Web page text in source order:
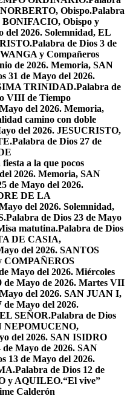
Obispo.Palabra
BONIFACIO, Obispo y
del 2026. Solemnidad, EL
Palabra de Dios 3 de
y Compañeros
de 2026. Memoria, SAN
31 de Mayo del 2026.
TRINIDAD.Palabra de
VIII de Tiempo
del 2026. Memoria,
camino con doble
del 2026. JESUCRISTO,
Palabra de Dios 27 de
fiesta a la que pocos
2026. Memoria, SAN
de Mayo del 2026.
DE LA
del 2026. Solemnidad,
Palabra de Dios 23 de Mayo
matutina.Palabra de Dios
DE CASIA,
del 2026. SANTOS
Mayo del 2026. Miércoles
de Mayo de 2026. Martes VII
del 2026. SAN JUAN I,
de Mayo del 2026.
SEÑOR.Palabra de Dios
NEPOMUCENO,
del 2026. SAN ISIDRO
Mayo de 2026. SAN
13 de Mayo del 2026.
Palabra de Dios 12 de
y AQUILEO.“El vive”
Calderón